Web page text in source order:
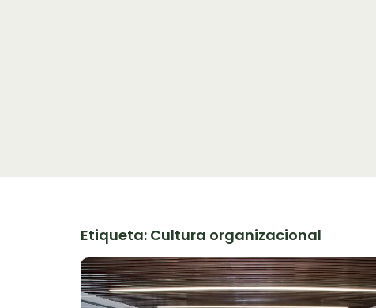
Etiqueta: Cultura organizacional